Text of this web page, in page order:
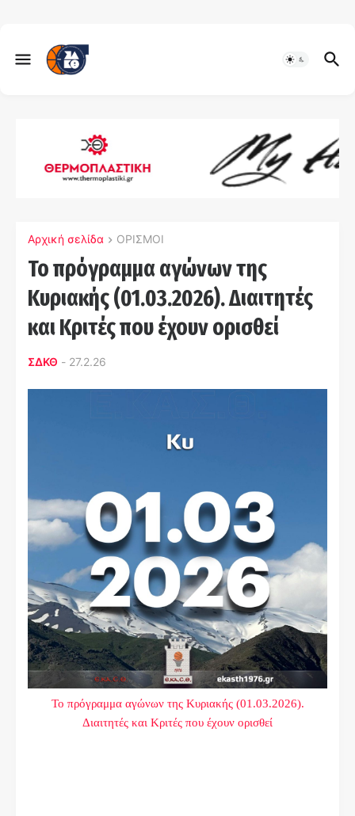
Αρχική σελίδα ΟΡΙΣΜΟΙ
Το πρόγραμμα αγώνων της
Κυριακής (01.03.2026). Διαιτητές
και Κριτές που έχουν ορισθεί
ΣΔΚΘ - 27.2.26
Το πρόγραμμα αγώνων της Κυριακής (01.03.2026).
Διαιτητές και Κριτές που έχουν ορισθεί